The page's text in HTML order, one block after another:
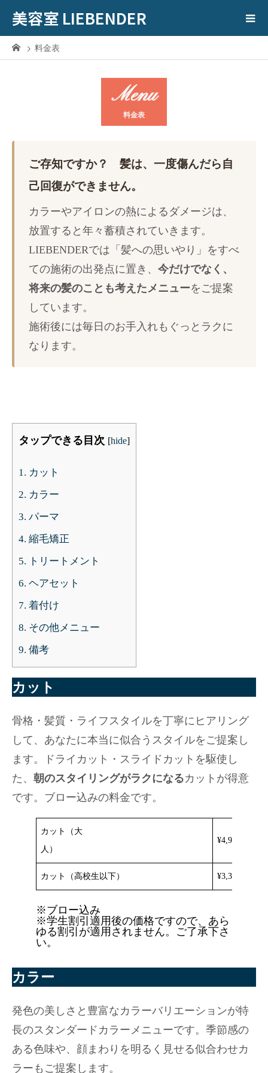
美容室 LIEBENDER
料金表
Menu
料金表
ご存知ですか？ 髪は、一度傷んだら自
己回復ができません。
カラーやアイロンの熱によるダメージは、
放置すると年々蓄積されていきます。
LIEBENDERでは「髪への思いやり」をすべ
ての施術の出発点に置き、 今だけでなく、
将来の髪のことも考えたメニューをご提案
しています。
施術後には毎日のお手入れもぐっとラクに
なります。
タップできる目次 [hide]
1. カット
2. カラー
3. パーマ
4. 縮毛矯正
5. トリートメント
6. ヘアセット
7. 着付け
8. その他メニュー
9. 備考
カット
骨格・髪質・ライフスタイルを丁寧にヒアリング
して、あなたに本当に似合うスタイルをご提案し
ます。ドライカット・スライドカットを駆使し
た、 朝のスタイリングがラクになるカットが得意
です。ブロー込みの料金です。
カット（大
人）
¥4,950
カット（高校生以下） ¥3,300
※ブロー込み
※学生割引適用後の価格ですので、あら
ゆる割引が適用されません。ご了承下さ
い。
カラー
発色の美しさと豊富なカラーバリエーションが特
長のスタンダードカラーメニューです。季節感の
ある色味や、顔まわりを明るく見せる似合わせカ
ラーもご提案します。